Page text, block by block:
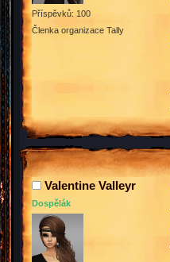
Příspěvků: 100
Členka organizace Tally
Valentine Valleyr
Dospělák